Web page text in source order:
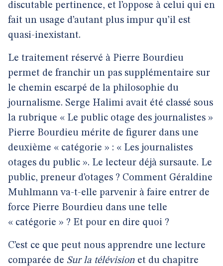
discutable pertinence, et l’oppose à celui qui en
fait un usage d’autant plus impur qu’il est
quasi-inexistant.
Le traitement réservé à Pierre Bourdieu
permet de franchir un pas supplémentaire sur
le chemin escarpé de la philosophie du
journalisme. Serge Halimi avait été classé sous
la rubrique « Le public otage des journalistes »
Pierre Bourdieu mérite de figurer dans une
deuxième « catégorie » : « Les journalistes
otages du public ». Le lecteur déjà sursaute. Le
public, preneur d’otages ? Comment Géraldine
Muhlmann va-t-elle parvenir à faire entrer de
force Pierre Bourdieu dans une telle
« catégorie » ? Et pour en dire quoi ?
C’est ce que peut nous apprendre une lecture
comparée de Sur la télévision et du chapitre